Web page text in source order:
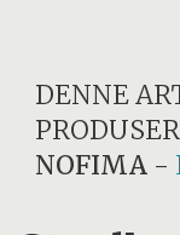
DENNE
NOFIMA -